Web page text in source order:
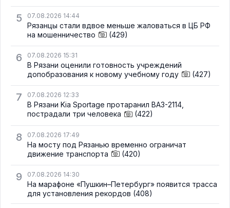
5 07.08.2026 14:44
Рязанцы стали вдвое меньше жаловаться в ЦБ РФ
на мошенничество
(429)
6 07.08.2026 15:31
В Рязани оценили готовность учреждений
допобразования к новому учебному году
(427)
7 07.08.2026 12:33
В Рязани Kia Sportage протаранил ВАЗ-2114,
пострадали три человека
(422)
8 07.08.2026 17:49
На мосту под Рязанью временно ограничат
движение транспорта
(420)
9 07.08.2026 14:30
На марафоне «Пушкин–Петербург» появится трасса
для установления рекордов (408)